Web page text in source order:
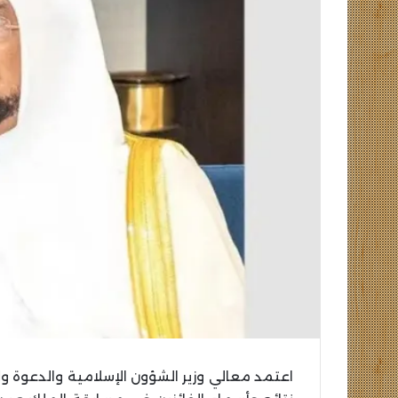
اعتمد معالي وزير الشؤون الإسلامية والدعوة
تشكيل
بيراميدز
في
سبور
التركي
تشكيل بيراميدز